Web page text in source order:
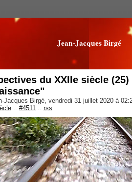
Jean-Jacques Birgé
du XXIIe siècle
Jacques Birgé, vendredi 31 juillet 2020 à
:: #4511 :: rss